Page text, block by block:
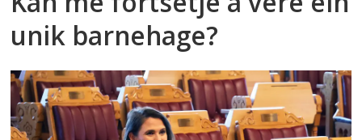
unik barnehage?